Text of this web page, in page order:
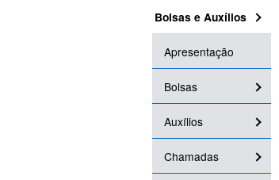
Bolsas e Auxílios
Apresentação
Bolsas
Auxílios
Chamadas